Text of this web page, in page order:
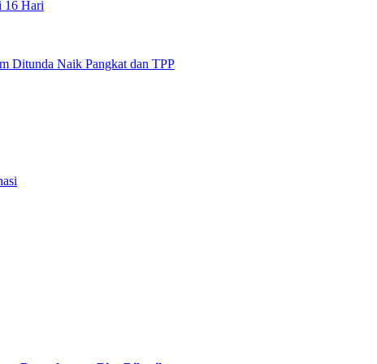
16 Hari
Ditunda Naik Pangkat dan TPP